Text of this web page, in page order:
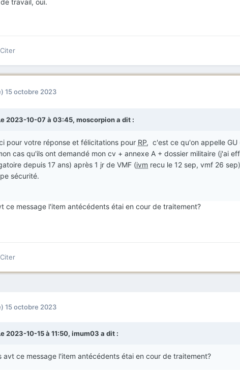
travail, oui.
Citer
15 octobre 2023
2023-10-07 à 03:45, moscorpiona dit :
pour votre réponse et félicitations pour RP, c'est ce qu'on appelle
cas qu'ils ont demandé mon cv + annexe A + dossier militaire (j'ai
depuis 17 ans) après 1 jr de VMF (ivm recu le 12 sep, vmf 26
sécurité.
ce message l'item antécédents étai en cour de traitement?
Citer
15 octobre 2023
2023-10-15 à 11:50, imum03 a dit :
avt ce message l'item antécédents étai en cour de traitement?